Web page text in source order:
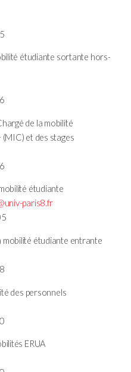
étudiante sortante hors-
de la mobilité
et des stages
étudiante
paris8.fr
mobilité étudiante entrante
des personnels
ERUA